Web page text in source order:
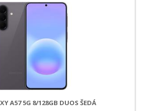
A57 5G 8/128GB DUOS ŠEDÁ